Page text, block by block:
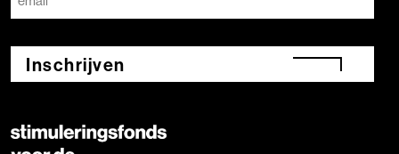
Inschrijven